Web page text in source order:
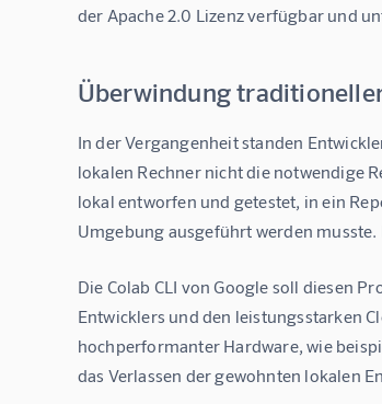
der Apache 2.0 Lizenz verfügbar und
Überwindung
In der Vergangenheit standen
lokalen Rechner nicht die notwendige
lokal entworfen und getestet, in ein
Umgebung ausgeführt werden
Die Colab CLI von Google soll diesen
Entwicklers und den leistungsstarken
hochperformanter Hardware, wie
das Verlassen der gewohnten lokalen